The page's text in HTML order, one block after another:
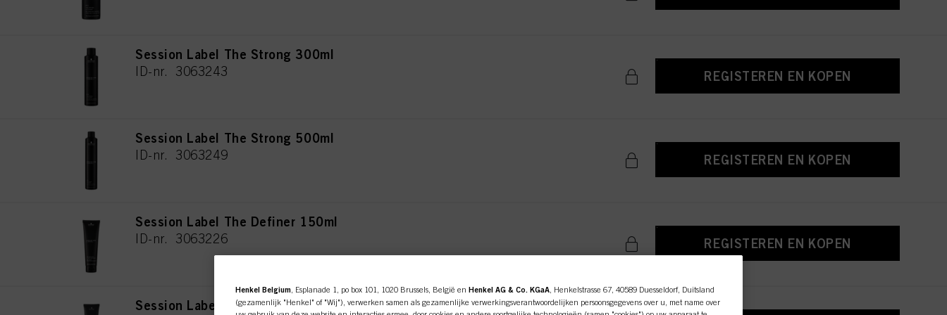
Session Label The Strong 300ml
ID-nr. 3063243 REGISTEREN EN KOPEN
Session Label The Strong 500ml
ID-nr. 3063249 REGISTEREN EN KOPEN
Session Label The Definer 150ml
ID-nr. 3063226 REGISTEREN EN KOPEN
Session Label The Jelly 150ml
Henkel Belgium , Esplanade 1, po box 101, 1020 Brussels, België en Henkel AG & Co. KGaA , Henkelstrasse 67, 40589 Duesseldorf, Duitsland
(gezamenlijk "Henkel" of "Wij"), verwerken samen als gezamenlijke verwerkingsverantwoordelijken persoonsgegevens over u, met name over